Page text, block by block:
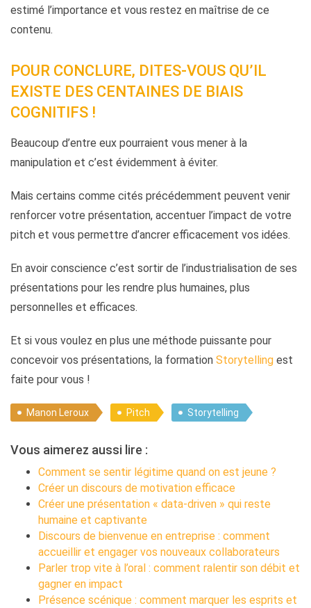
estimé l’importance et vous restez en maîtrise de ce
contenu.
POUR CONCLURE, DITES-VOUS QU’IL
EXISTE DES CENTAINES DE BIAIS
COGNITIFS !
Beaucoup d’entre eux pourraient vous mener à la
manipulation et c’est évidemment à éviter.
Mais certains comme cités précédemment peuvent venir
renforcer votre présentation, accentuer l’impact de votre
pitch et vous permettre d’ancrer efficacement vos idées.
En avoir conscience c’est sortir de l’industrialisation de ses
présentations pour les rendre plus humaines, plus
personnelles et efficaces.
Et si vous voulez en plus une méthode puissante pour
concevoir vos présentations, la formation Storytelling est
faite pour vous !
Manon Leroux Pitch Storytelling
Vous aimerez aussi lire :
Comment se sentir légitime quand on est jeune ?
Créer un discours de motivation efficace
Créer une présentation « data-driven » qui reste
humaine et captivante
Discours de bienvenue en entreprise : comment
accueillir et engager vos nouveaux collaborateurs
Parler trop vite à l’oral : comment ralentir son débit et
gagner en impact
Présence scénique : comment marquer les esprits et